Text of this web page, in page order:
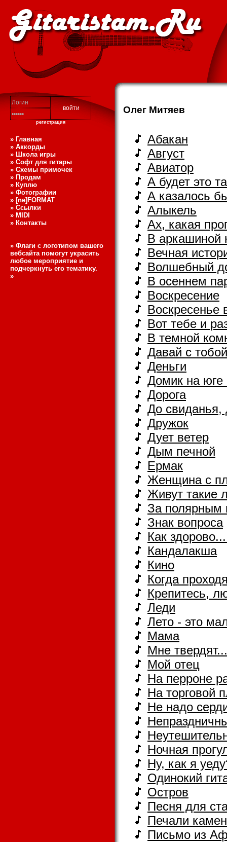
регистрация
Олег Митяев
» Главная
» Аккорды
» Школа игры
» Софт для гитары
» Схемы примочек
» Продам
» Куплю
» Фотографии
» [ne]FORMAT
» Ссылки
» MIDI
» Контакты
» Флаги с логотипом вашего
вебсайтапомогут украсить
любое мероприятие и
подчеркнуть его тематику.
»
Абакан
Август
Авиатор
А будет это
А казалось
Алыкель
Ах, какая
В аркашиной
Вечная
Волшебный
В осеннем
Воскресение
Воскресенье
Вот тебе и
В темной
Давай с
Деньги
Домик на юге
Дорога
До свиданья,
Дружок
Дует ветер
Дым печной
Ермак
Женщина с
Живут такие
За полярным
Знак вопроса
Как
Кандалакша
Кино
Когда
Крепитесь,
Леди
Лето - это
Мама
Мне твердят...
Мой отец
На перроне
На торговой
Не надо
Ночная
Hу, как я
Одинокий
Остров
Песня для
Печали
Письмо из